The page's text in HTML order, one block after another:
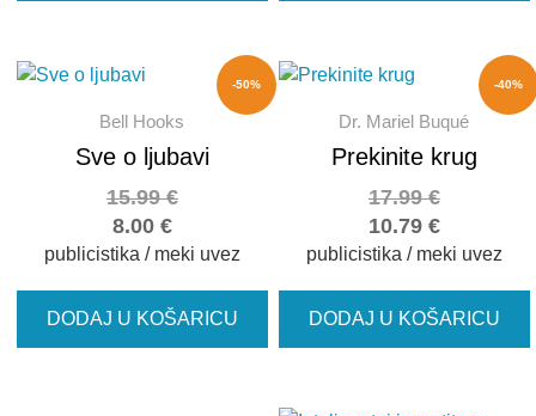
-50%
Bell Hooks
Sve o ljubavi
8.00 €
15.99€
publicistika / meki uvez
DODAJ U KOŠARICU
-40%
Dr. Mariel Buqué
Prekinite krug
10.79 €
17.99€
publicistika / meki uvez
DODAJ U KOŠARICU